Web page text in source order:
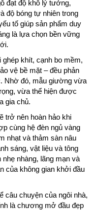
đạt độ khô lý tưởng,
độ bóng tự nhiên trong
tố giúp sản phẩm duy
là lựa chọn bền vững
khít, cạnh bo mềm,
vệ bề mặt – đều phản
Nhờ đó, mẫu giường vừa
vừa thể hiện được
gia chủ.
trở nên hoàn hảo khi
cùng hệ đèn ngủ vàng
nhạt và thảm sàn nâu
sáng, vật liệu và tông
nhàng, lãng mạn và
của không gian khởi đầu
câu chuyện của ngôi nhà,
là chương mở đầu đẹp